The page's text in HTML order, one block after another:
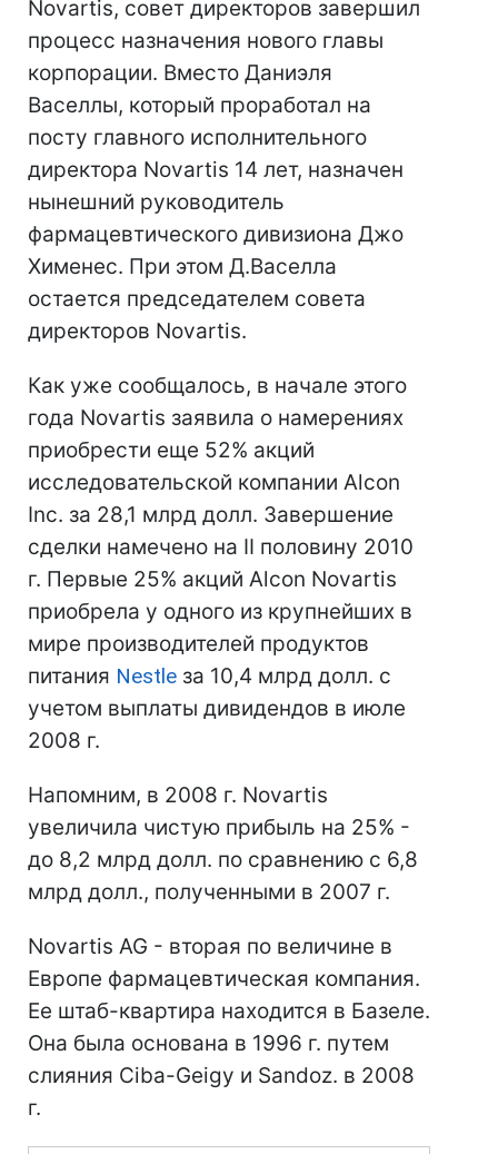
Novartis, совет директоров завершил
процесс назначения нового главы
корпорации. Вместо Даниэля
Васеллы, который проработал на
посту главного исполнительного
директора Novartis 14 лет, назначен
нынешний руководитель
фармацевтического дивизиона Джо
Хименес. При этом Д.Васелла
остается председателем совета
директоров Novartis.
Как уже сообщалось, в начале этого
года Novartis заявила о намерениях
приобрести еще 52% акций
исследовательской компании Alcon
Inc. за 28,1 млрд долл. Завершение
сделки намечено на II половину 2010
г. Первые 25% акций Alcon Novartis
приобрела у одного из крупнейших в
мире производителей продуктов
питания Nestle за 10,4 млрд долл. с
учетом выплаты дивидендов в июле
2008 г.
Напомним, в 2008 г. Novartis
увеличила чистую прибыль на 25% -
до 8,2 млрд долл. по сравнению с 6,8
млрд долл., полученными в 2007 г.
Novartis AG - вторая по величине в
Европе фармацевтическая компания.
Ее штаб-квартира находится в Базеле.
Она была основана в 1996 г. путем
слияния Ciba-Geigy и Sandoz. в 2008
г.